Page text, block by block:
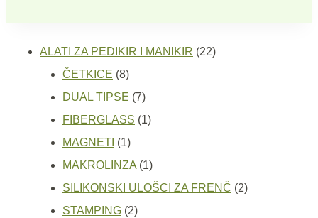
ALATI ZA PEDIKIR I MANIKIR 2222
ČETKICE 88
proizvoda
DUAL TIPSE 77
proizvoda
FIBERGLASS 11
MAGNETI 11
proizvod
MAKROLINZA 11
proizvod
SILIKONSKI ULOŠCI ZA FRENČ 22
STAMPING 22